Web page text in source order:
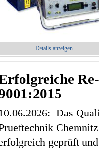
Details anzeigen
10.06.2026: Das
geprüft